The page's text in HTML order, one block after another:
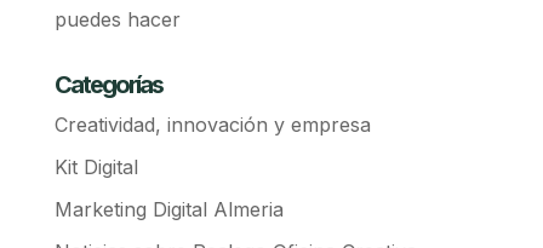
puedes hacer
Categorías
Creatividad, innovación y empresa
Kit Digital
Marketing Digital Almeria